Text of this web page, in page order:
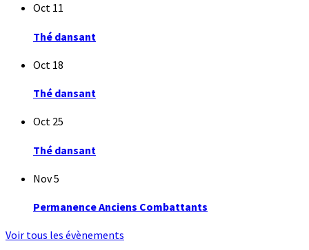
Oct 11
Thé dansant
Oct 18
Thé dansant
Oct 25
Thé dansant
Nov5
Permanence Anciens Combattants
Voir tous les évènements